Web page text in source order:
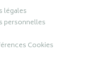
légales
personnelles
Cookies